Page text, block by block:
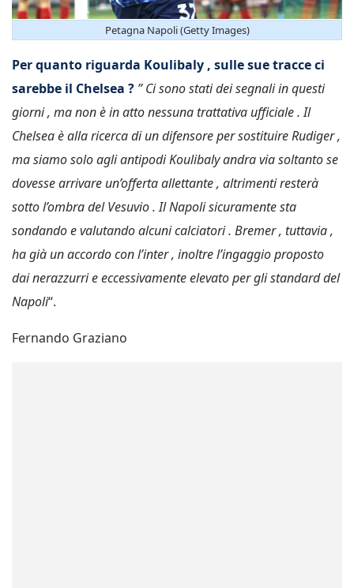
Petagna Napoli (Getty Images)
Per quanto riguarda Koulibaly , sulle sue tracce ci
sarebbe il Chelsea ? ” Ci sono stati dei segnali in questi
giorni , ma non è in atto nessuna trattativa ufficiale . Il
Chelsea è alla ricerca di un difensore per sostituire Rudiger ,
ma siamo solo agli antipodi Koulibaly andra via soltanto se
dovesse arrivare un’offerta allettante , altrimenti resterà
sotto l’ombra del Vesuvio . Il Napoli sicuramente sta
sondando e valutando alcuni calciatori . Bremer , tuttavia ,
ha già un accordo con l’inter , inoltre l’ingaggio proposto
dai nerazzurri e eccessivamente elevato per gli standard del
Napoli“.
Fernando Graziano